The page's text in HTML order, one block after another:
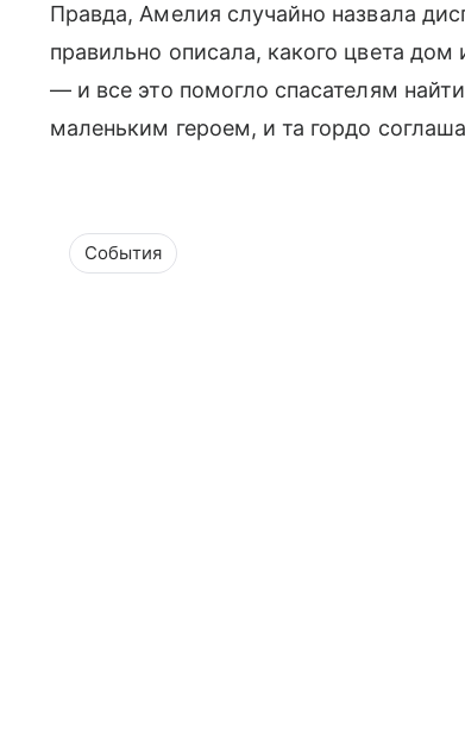
Правда, Амелия случайно назвала
правильно описала, какого цвета
— и все это помогло спасателям
маленьким героем, и та гордо
События